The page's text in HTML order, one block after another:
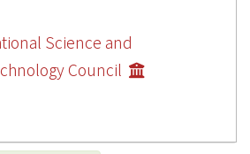
Science and
Council